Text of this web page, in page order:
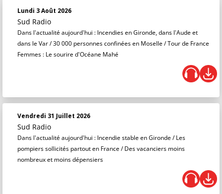
Lundi 3 Août 2026
Sud Radio
Dans l'actualité aujourd'hui : Incendies en Gironde, dans l'Aude et
dans le Var / 30 000 personnes confinées en Moselle / Tour de France
Femmes : Le sourire d'Océane Mahé
Vendredi 31 Juillet 2026
Sud Radio
Dans l'actualité aujourd'hui : Incendie stable en Gironde / Les
pompiers sollicités partout en France / Des vacanciers moins
nombreux et moins dépensiers